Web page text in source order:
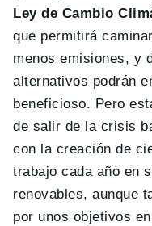
Ley de Cambio
que permitirá
menos emisiones, y
alternativos podrán
beneficioso. Pero
de salir de la crisis
con la creación de
trabajo cada año en
renovables, aunque
por unos objetivos